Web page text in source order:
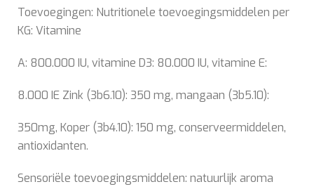
Toevoegingen: Nutritionele toevoegingsmiddelen per
KG: Vitamine
A: 800.000 IU, vitamine D3: 80.000 IU, vitamine E:
8.000 IE Zink (3b6.10): 350 mg, mangaan (3b5.10):
350mg, Koper (3b4.10): 150 mg, conserveermiddelen,
antioxidanten.
Sensoriële toevoegingsmiddelen: natuurlijk aroma